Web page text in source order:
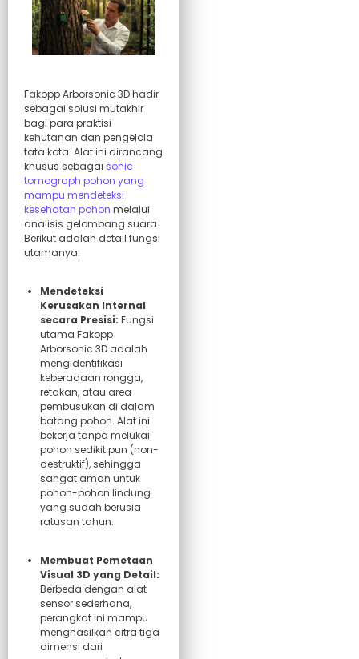
Fakopp Arborsonic 3D hadir
sebagai solusi mutakhir
bagi para praktisi
kehutanan dan pengelola
tata kota. Alat ini dirancang
khusus sebagai sonic
tomograph pohon yang
mampu mendeteksi
kesehatan pohon melalui
analisis gelombang suara.
Berikut adalah detail fungsi
utamanya:
Mendeteksi
Kerusakan Internal
secara Presisi: Fungsi
utama Fakopp
Arborsonic 3D adalah
mengidentifikasi
keberadaan rongga,
retakan, atau area
pembusukan di dalam
batang pohon. Alat ini
bekerja tanpa melukai
pohon sedikit pun (non-
destruktif), sehingga
sangat aman untuk
pohon-pohon lindung
yang sudah berusia
ratusan tahun.
Membuat Pemetaan
Visual 3D yang Detail:
Berbeda dengan alat
sensor sederhana,
perangkat ini mampu
menghasilkan citra tiga
dimensi dari